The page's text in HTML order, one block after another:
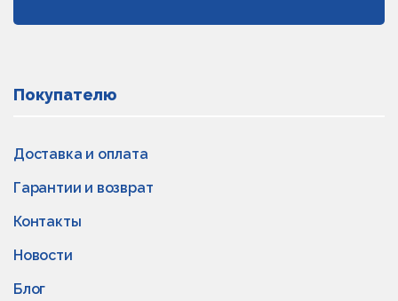
Покупателю
Доставка и оплата
Гарантии и возврат
Контакты
Новости
Блог